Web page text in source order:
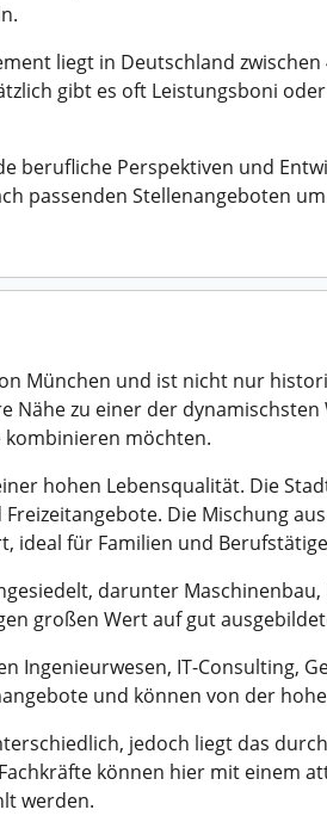
liegt in Deutschland
gibt es oft Leistungsboni
berufliche Perspektiven und
passenden Stellenangeboten
München und ist nicht nur
Nähe zu einer der
kombinieren möchten.
hohen Lebensqualität. Die
Die Mischung
ideal für Familien und
darunter
großen Wert auf gut
Ingenieurwesen, IT-Consulting,
und können von der
jedoch liegt das
können hier mit einem
werden.